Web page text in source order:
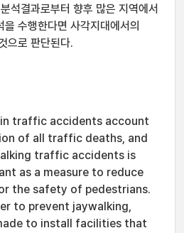
석결과로부터 향후 많은 지역에서
수행한다면 사각지대에서의
으로 판단된다.
traffic accidents account
of all traffic deaths, and
traffic accidents is
as a measure to reduce
the safety of pedestrians.
to prevent jaywalking,
to install facilities that